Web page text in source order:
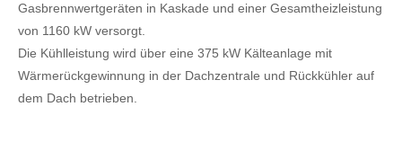
Gasbrennwertgeräten in Kaskade und einer Gesamtheizleistung
von 1160 kW versorgt.
Die Kühlleistung wird über eine 375 kW Kälteanlage mit
Wärmerückgewinnung in der Dachzentrale und Rückkühler auf
dem Dach betrieben.